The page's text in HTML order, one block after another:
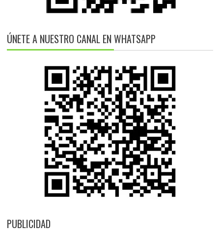
ÚNETE A NUESTRO CANAL EN WHATSAPP
PUBLICIDAD